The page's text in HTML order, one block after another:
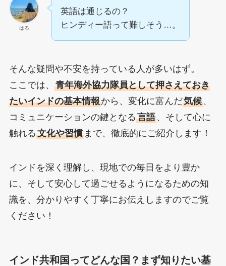
はる
英語は通じるの？
ヒンディー語って難しそう…。
そんな疑問や不安を持っている人が多いはず。
ここでは、 青年海外協力隊員として押さえておき
たいインドの基本情報から、変化に富んだ気候、
コミュニケーションの鍵となる言語、そして心に
触れる文化や習慣まで、徹底的にご紹介します！
インドを深く理解し、現地での毎日をより豊か
に、そして安心して過ごせるようになるための知
識を、分かりやすく丁寧にお伝えしますのでご覧
ください！
インド共和国ってどんな国？まず知りたい基